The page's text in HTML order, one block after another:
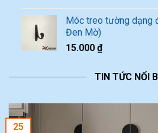
Móc treo tường dạng
Đen Mờ)
15.000 ₫
TIN TỨC NỔI
25